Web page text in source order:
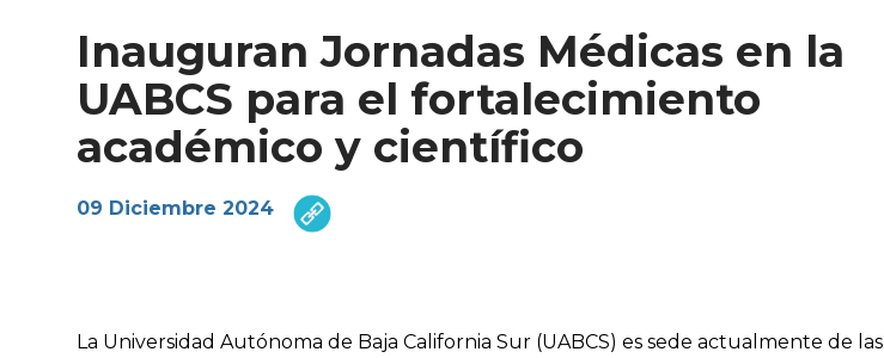
Inauguran Jornadas Médicas en la
UABCS para el fortalecimiento
académico y científico
09 Diciembre 2024
La Universidad Autónoma de Baja California Sur (UABCS) es sede actualmente de las